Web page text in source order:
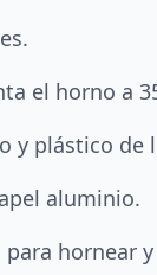
el horno a
y plástico de
aluminio.
para hornear